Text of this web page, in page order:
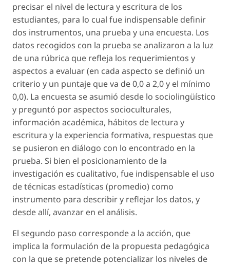
precisar el nivel de lectura y escritura de los
estudiantes, para lo cual fue indispensable definir
dos instrumentos, una prueba y una encuesta. Los
datos recogidos con la prueba se analizaron a la luz
de una rúbrica que refleja los requerimientos y
aspectos a evaluar (en cada aspecto se definió un
criterio y un puntaje que va de 0,0 a 2,0 y el mínimo
0,0). La encuesta se asumió desde lo sociolingüístico
y preguntó por aspectos socioculturales,
información académica, hábitos de lectura y
escritura y la experiencia formativa, respuestas que
se pusieron en diálogo con lo encontrado en la
prueba. Si bien el posicionamiento de la
investigación es cualitativo, fue indispensable el uso
de técnicas estadísticas (promedio) como
instrumento para describir y reflejar los datos, y
desde allí, avanzar en el análisis.
El segundo paso corresponde a la acción, que
implica la formulación de la propuesta pedagógica
con la que se pretende potencializar los niveles de